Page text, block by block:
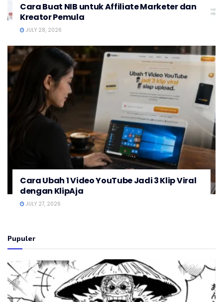
Cara Buat NIB untuk Affiliate Marketer dan
Kreator Pemula
JULY 28, 2026
Cara Ubah 1 Video YouTube Jadi 3 Klip Viral
dengan KlipAja
JULY 27, 2026
Pupuler